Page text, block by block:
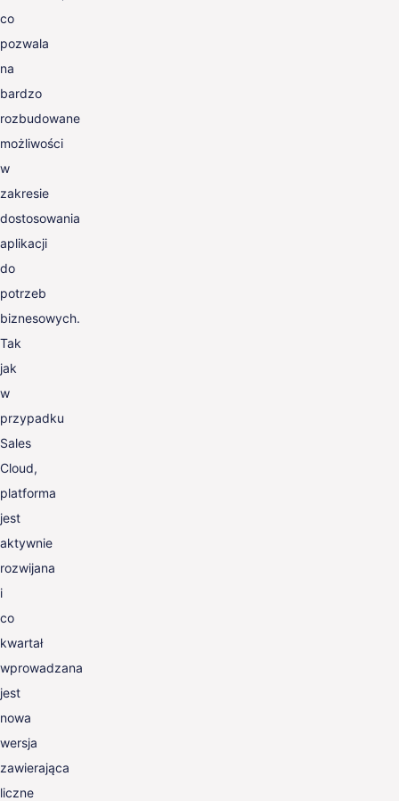
co
pozwala
na
bardzo
rozbudowane
możliwości
w
zakresie
dostosowania
aplikacji
do
potrzeb
biznesowych.
Tak
jak
w
przypadku
Sales
Cloud,
platforma
jest
aktywnie
rozwijana
i
co
kwartał
wprowadzana
jest
nowa
wersja
zawierająca
liczne